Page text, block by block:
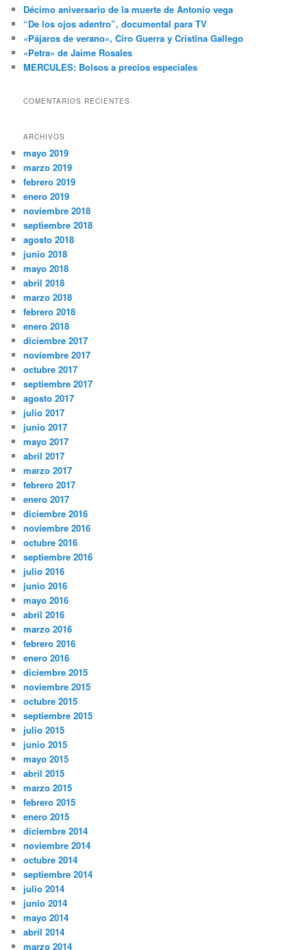
r
Décimo aniversario de la muerte de Antonio vega
“De los ojos adentro”, documental para TV
«Pájaros de verano», Ciro Guerra y Cristina Gallego
«Petra» de Jaime Rosales
MERCULES: Bolsos a precios especiales
COMENTARIOS RECIENTES
ARCHIVOS
mayo 2019
marzo 2019
febrero 2019
enero 2019
noviembre 2018
septiembre 2018
agosto 2018
junio 2018
mayo 2018
abril 2018
marzo 2018
febrero 2018
enero 2018
diciembre 2017
noviembre 2017
octubre 2017
septiembre 2017
agosto 2017
julio 2017
junio 2017
mayo 2017
abril 2017
marzo 2017
febrero 2017
enero 2017
diciembre 2016
noviembre 2016
octubre 2016
septiembre 2016
julio 2016
junio 2016
mayo 2016
abril 2016
marzo 2016
febrero 2016
enero 2016
diciembre 2015
noviembre 2015
octubre 2015
septiembre 2015
julio 2015
junio 2015
mayo 2015
abril 2015
marzo 2015
febrero 2015
enero 2015
diciembre 2014
noviembre 2014
octubre 2014
septiembre 2014
julio 2014
junio 2014
mayo 2014
abril 2014
marzo 2014